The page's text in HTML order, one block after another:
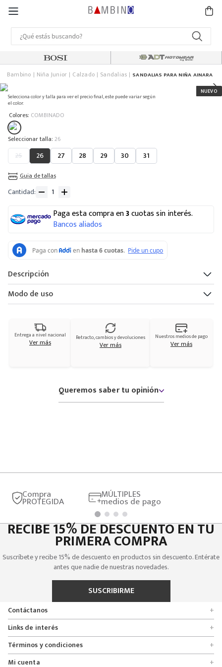
Bambino Niña Junior Calzado Sandalias SANDALIAS PARA NIÑA AINARA
Selecciona color y talla para ver el precio final, este puede variar según
el color.
Colores: COMBINADO
: 26
25 26 27 28 29 30 31
Guia de tallas
Cantidad
Paga esta compra en3cuotas sin interés.
Bancos aliados
Descripción
Modo de uso
Entrega a nivel nacional
Ver más Retracto, cambios y devoluciones
Ver más
Nuestros medios de pago
Ver más
Queremos saber tu opinión
Compra
PROTEGIDA
MÚLTIPLES
medios de pago
RECIBE 15% DE DESCUENTO EN TU
PRIMERA COMPRA
Suscríbete y recibe 15% de descuento en productos sin descuento. Entérate
antes que nadie de nuestras novedades.
SUSCRIBIRME
Contáctanos
+
Encuentra tu tienda
Formulario de solicitudes
Servicio al cliente
Links de interés +
Quienes somos
Políticas de entrega, cambio y devolución
Políticas de privacidad
Términos y condiciones +
Promociones
Mi cuenta +